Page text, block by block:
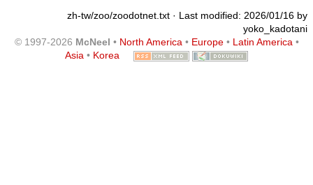
zh-tw/zoo/zoodotnet.txt · Last modified: 2026/01/16 by
yoko_kadotani
© 1997-2026 McNeel • North America • Europe• Latin America •
Asia • Korea